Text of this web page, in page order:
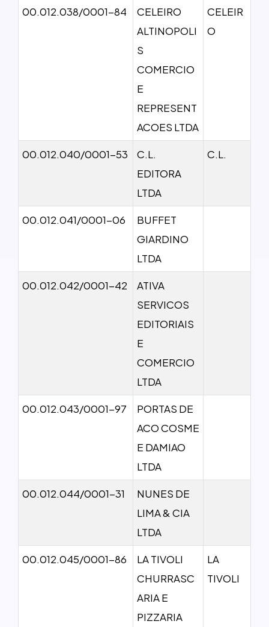
00.012.038/0001-84
CELEIRO
ALTINOPOLI
S
COMERCIO
E
REPRESENT
ACOES LTDA
CELEIR
O
00.012.040/0001-53
C.L.
EDITORA
LTDA
C.L.
00.012.041/0001-06
BUFFET
GIARDINO
LTDA
00.012.042/0001-42
ATIVA
SERVICOS
EDITORIAIS
E
COMERCIO
LTDA
00.012.043/0001-97
PORTAS DE
ACO COSME
E DAMIAO
LTDA
00.012.044/0001-31
NUNES DE
LIMA & CIA
LTDA
00.012.045/0001-86
LA TIVOLI
CHURRASC
ARIA E
PIZZARIA
LA
TIVOLI